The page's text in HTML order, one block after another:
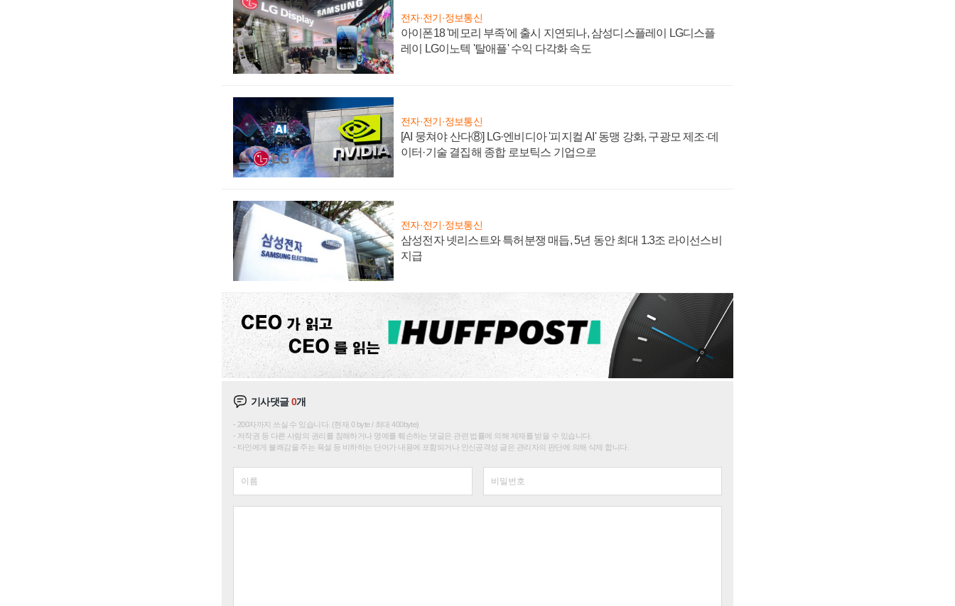
전자·전기·정보통신
아이폰18 '메모리 부족'에 출시 지연되나, 삼성디스플레이 LG디스플
레이 LG이노텍 '탈애플' 수익 다각화 속도
전자·전기·정보통신
[AI 뭉쳐야 산다⑧] LG·엔비디아 '피지컬 AI' 동맹 강화, 구광모 제조·데
이터·기술 결집해 종합 로보틱스 기업으로
전자·전기·정보통신
삼성전자 넷리스트와 특허분쟁 매듭, 5년 동안 최대 1.3조 라이선스비
지급
기사댓글0개
200자까지 쓰실 수 있습니다. (현재 0 byte / 최대 400byte)
저작권 등 다른 사람의 권리를 침해하거나 명예를 훼손하는 댓글은 관련 법률에 의해 제재를 받을 수 있습니다.
타인에게 불쾌감을 주는 욕설 등 비하하는 단어가 내용에 포함되거나 인신공격성 글은 관리자의 판단에 의해 삭제 합니다.